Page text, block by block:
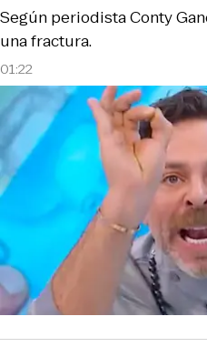
01:22
Según periodista Conty
una fractura.